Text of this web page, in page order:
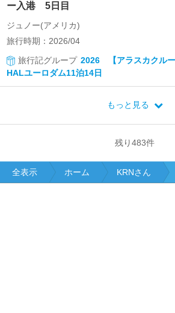
ー入港 5日目
ジュノー(アメリカ)
旅行時期：2026/04
旅行記グループ 2026 【アラスカクルー
HALユーロダム11泊14日
もっと見る
残り483件
全表示 ホーム KRNさん